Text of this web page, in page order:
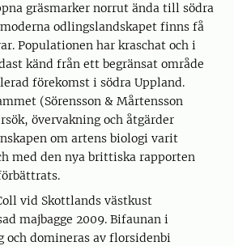
gräsmarker norrut ända till södra
odlingslandskapet finns få
Populationen har kraschat och i
känd från ett begränsat område
förekomst i södra Uppland.
(Sörensson & Mårtensson
övervakning och åtgärder
om artens biologi varit
med den nya brittiska rapporten
vid Skottlands västkust
majbagge 2009. Bifaunan i
domineras av florsidenbi